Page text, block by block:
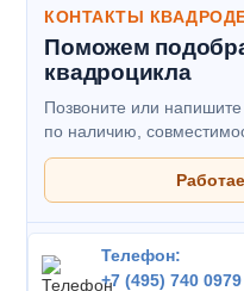
КОНТАКТЫ
Поможем
квадроцикла
Позвоните или
по наличию,
Телефон:
+7 (495) 740 0979